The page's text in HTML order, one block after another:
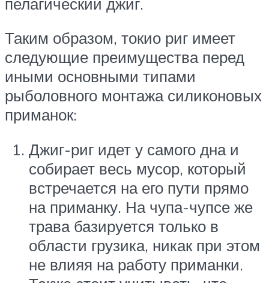
Таким образом, токио риг имеет
следующие преимущества перед
иными основными типами
рыболовного монтажа силиконовых
приманок:
Джиг-риг идет у самого дна и
собирает весь мусор, который
встречается на его пути прямо
на приманку. На чупа-чупсе же
трава базируется только в
области грузика, никак при этом
не влияя на работу приманки.